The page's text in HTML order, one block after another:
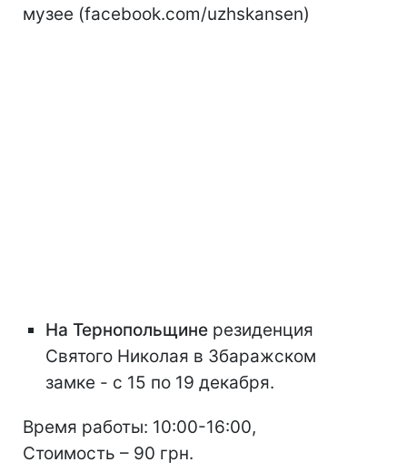
музее (facebook.com/uzhskansen)
На Тернопольщине резиденция
Святого Николая в Збаражском
замке - с 15 по 19 декабря.
Время работы: 10:00-16:00,
Стоимость – 90 грн.